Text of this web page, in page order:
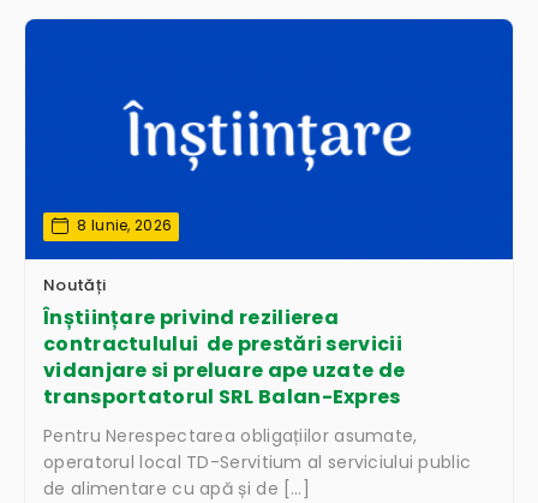
8 Iunie, 2026
Noutăți
Înștiințare privind rezilierea
contractulului de prestări servicii
vidanjare si preluare ape uzate de
transportatorul SRL Balan-Expres
Pentru Nerespectarea obligațiilor asumate,
operatorul local TD-Servitium al serviciului public
de alimentare cu apă și de […]